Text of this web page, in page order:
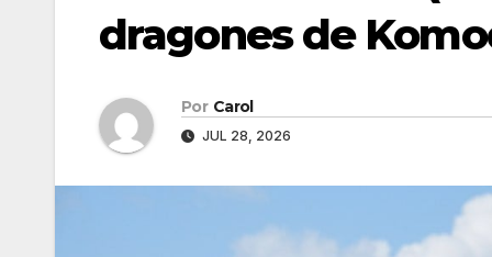
dragones de
Por Carol
JUL 28, 2026